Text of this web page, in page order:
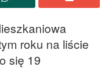
roku na liście
się 19